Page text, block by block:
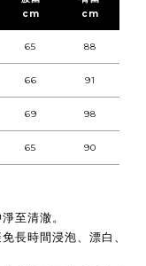
cm
cm
65 88
66 91
69 98
65 90
至清澈。
長時間浸泡、漂白、